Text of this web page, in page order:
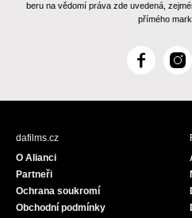
beru na vědomí práva zde uvedená,
přímého
F
c
I
s
dafilms.cz
O Alianci
Partneři
Ochrana soukromí
Obchodní podmínky